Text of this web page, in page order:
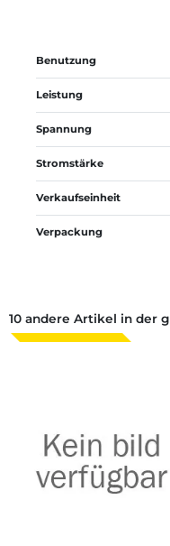
Benutzung
Leistung
Spannung
Stromstärke
Verkaufseinheit
Verpackung
10 andere Artikel in der